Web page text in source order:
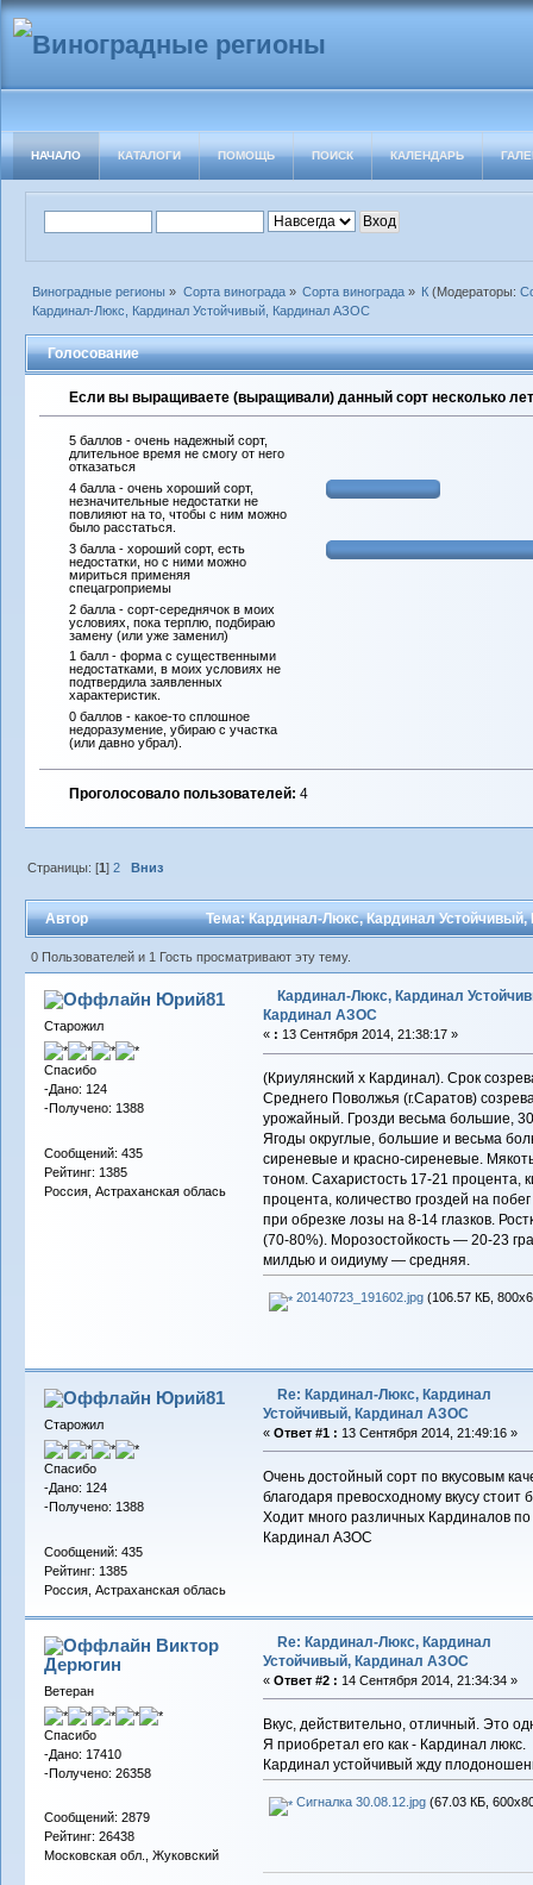
НАЧАЛО КАТАЛОГИ ПОМОЩЬ ПОИСК КАЛЕНДАРЬ
Виноградные регионы » Сорта винограда» Сорта винограда» К (Модераторы:
Кардинал-Люкс, Кардинал Устойчивый, Кардинал АЗОС
Голосование
Если вы выращиваете (выращивали) данный сорт несколько
5 баллов - очень надежный сорт,
длительное время не смогу от него
отказаться
4 балла - очень хороший сорт,
незначительные недостатки не
повлияют на то, чтобы с ним можно
было расстаться.
3 балла - хороший сорт, есть
недостатки, но с ними можно
мириться применяя
спецагроприемы
2 балла - сорт-середнячок в моих
условиях, пока терплю, подбираю
замену (или уже заменил)
1 балл - форма с существенными
недостатками, в моих условиях не
подтвердила заявленных
характеристик.
0 баллов - какое-то сплошное
недоразумение, убираю с участка
(или давно убрал).
Проголосовало пользователей: 4
Страницы: [1]2 Вниз
Автор Тема: Кардинал-Люкс, Кардинал
0 Пользователей и 1 Гость просматривают эту тему.
Юрий81
Старожил
Спасибо
-Дано: 124
-Получено: 1388
Сообщений: 435
Рейтинг: 1385
Россия, Астраханская облась
Кардинал-Люкс, Кардинал
Кардинал АЗОС
« : 13 Сентября 2014, 21:38:17 »
(Криулянский х Кардинал). Срок
Среднего Поволжья (г.Саратов)
урожайный. Грозди весьма большие,
Ягоды округлые, большие и весьма
сиреневые и красно-сиреневые.
тоном. Сахаристость 17-21 процента,
процента, количество гроздей на
при обрезке лозы на 8-14 глазков.
(70-80%). Морозостойкость — 20-23
милдью и оидиуму — средняя.
20140723_191602.jpg(106.57 КБ,
Юрий81
Старожил
Спасибо
-Дано: 124
-Получено: 1388
Сообщений: 435
Рейтинг: 1385
Россия, Астраханская облась
Re: Кардинал-Люкс, Кардинал
Устойчивый, Кардинал АЗОС
« Ответ #1 : 13 Сентября 2014, 21:49:16 »
Очень достойный сорт по вкусовым
благодаря превосходному вкусу
Ходит много различных Кардиналов
Кардинал АЗОС
Виктор
Дерюгин
Ветеран
Спасибо
-Дано: 17410
-Получено: 26358
Сообщений: 2879
Рейтинг: 26438
Московская обл., Жуковский
Re: Кардинал-Люкс, Кардинал
Устойчивый, Кардинал АЗОС
« Ответ #2 : 14 Сентября 2014, 21:34:34 »
Вкус, действительно, отличный. Это
Я приобретал его как - Кардинал люкс.
Кардинал устойчивый жду
Сигналка 30.08.12.jpg(67.03 КБ,